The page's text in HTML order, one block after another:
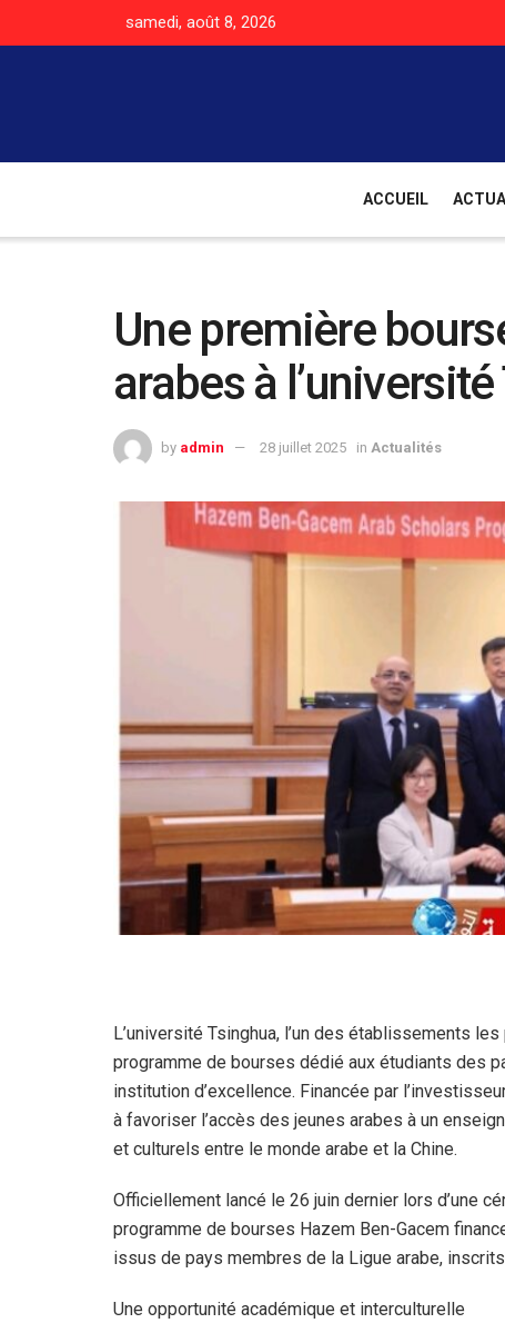
samedi, août 8, 2026
ACCUEIL
Une première
arabes à
by admin 28 juillet 2025 in Actualités
L’université Tsinghua, l’un des établissements
programme de bourses dédié aux étudiants des
institution d’excellence. Financée par
à favoriser l’accès des jeunes arabes à un
et culturels entre le monde arabe et la Chine.
Officiellement lancé le 26 juin dernier lors d’une
programme de bourses Hazem Ben-Gacem
issus de pays membres de la Ligue arabe,
Une opportunité académique et interculturelle